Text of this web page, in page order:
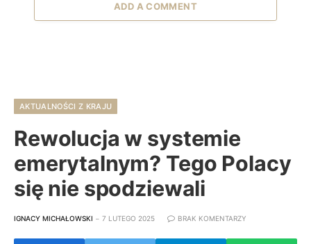
ADD A COMMENT
AKTUALNOŚCI Z KRAJU
Rewolucja w systemie
emerytalnym? Tego Polacy
się nie spodziewali
IGNACY MICHAŁOWSKI 7 LUTEGO 2025 BRAK KOMENTARZY